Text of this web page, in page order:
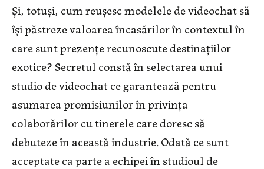
Și, totuși, cum reușesc modelele de videochat să
își păstreze valoarea încasărilor în contextul în
care sunt prezențe recunoscute destinațiilor
exotice? Secretul constă în selectarea unui
studio de videochat ce garantează pentru
asumarea promisiunilor în privința
colaborărilor cu tinerele care doresc să
debuteze în această industrie. Odată ce sunt
acceptate ca parte a echipei în studioul de